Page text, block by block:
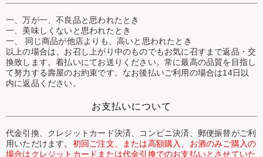
一、万が一、不良品と思われたとき
一、美味しくないと思われたとき
一、 同じ商品が他店よりも、高いと思われたとき
以上の場合は、お召し上がり中のものでもお気に召すまで返品・交
換致します。着払いにてお送りください。常に最高の品質を目指し
て努力する壽屋のお約束です。なお後払いご利用の場合は14日以
内に返品ください。
お支払いについて
代金引換、クレジットカード決済、コンビニ決済、郵便振替がご利
用いただけます。 初回ご注文、または高額購入、お酒のみご購入の
場合はクレジットカードまたは代金引換でのお支払いとさせていた